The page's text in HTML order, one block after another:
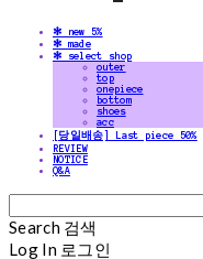
✻ new 5%
✻ made
✻ select shop
outer
top
onepiece
bottom
shoes
acc
[당일배송] Last piece 50%
REVIEW
NOTICE
Q&A
Search 검색
Log In 로그인